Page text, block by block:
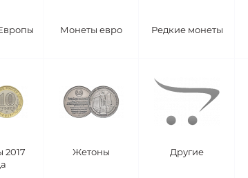
Монеты евро Редкие монеты
2017
Жетоны Другие